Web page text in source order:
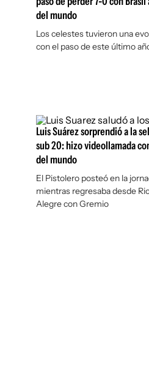
del mundo
Los celestes tuvieron una
con el paso de este último
Luis Suárez sorprendió a la
sub 20: hizo videollamada
del mundo
El Pistolero posteó en la
mientras regresaba desde
Alegre con Gremio